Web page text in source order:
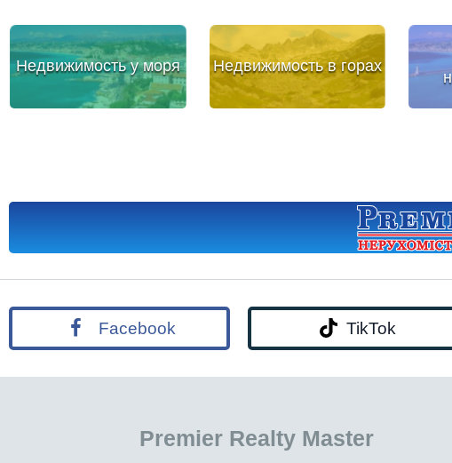
Недвижимость у моря Недвижимость в горах
Facebook TikTok
Premier Realty Master